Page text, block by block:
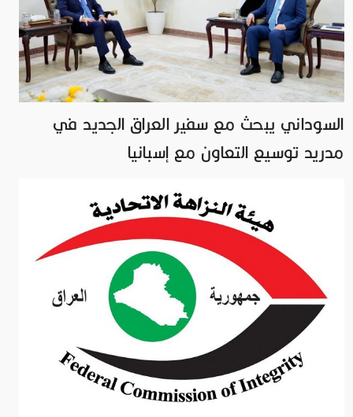
السوداني يبحث مع سفير العراق الجديد في
مدريد توسيع التعاون مع إسبانيا